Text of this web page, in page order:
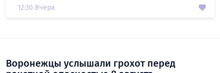
12:30 Вчера
Воронежцы услышали грохот перед